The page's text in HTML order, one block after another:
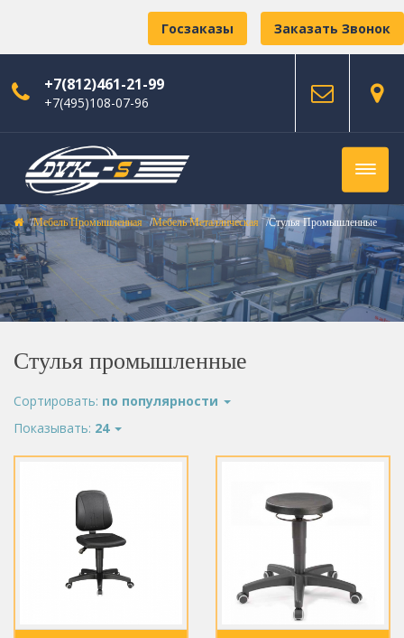
Заказать Звонок
Госзаказы
+7(812)461-21-99
+7(495)108-07-96
Мебель Промышленная Мебель Металлическая Стулья Промышленные
Стулья промышленные
Сортировать: по популярности
Показывать: 24